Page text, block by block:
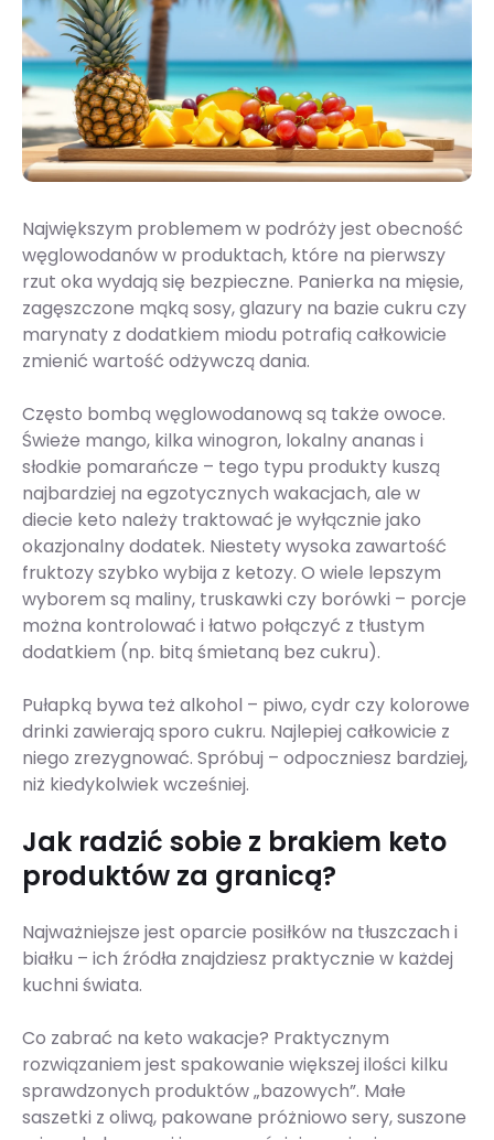
Największym problemem w podróży jest obecność
węglowodanów w produktach, które na pierwszy
rzut oka wydają się bezpieczne. Panierka na mięsie,
zagęszczone mąką sosy, glazury na bazie cukru czy
marynaty z dodatkiem miodu potrafią całkowicie
zmienić wartość odżywczą dania.
Często bombą węglowodanową są także owoce.
Świeże mango, kilka winogron, lokalny ananas i
słodkie pomarańcze – tego typu produkty kuszą
najbardziej na egzotycznych wakacjach, ale w
diecie keto należy traktować je wyłącznie jako
okazjonalny dodatek. Niestety wysoka zawartość
fruktozy szybko wybija z ketozy. O wiele lepszym
wyborem są maliny, truskawki czy borówki – porcje
można kontrolować i łatwo połączyć z tłustym
dodatkiem (np. bitą śmietaną bez cukru).
Pułapką bywa też alkohol – piwo, cydr czy kolorowe
drinki zawierają sporo cukru. Najlepiej całkowicie z
niego zrezygnować. Spróbuj – odpoczniesz bardziej,
niż kiedykolwiek wcześniej.
Jak radzić sobie z brakiem keto
produktów za granicą?
Najważniejsze jest oparcie posiłków na tłuszczach i
białku – ich źródła znajdziesz praktycznie w każdej
kuchni świata.
Co zabrać na keto wakacje? Praktycznym
rozwiązaniem jest spakowanie większej ilości kilku
sprawdzonych produktów „bazowych”. Małe
saszetki z oliwą, pakowane próżniowo sery, suszone